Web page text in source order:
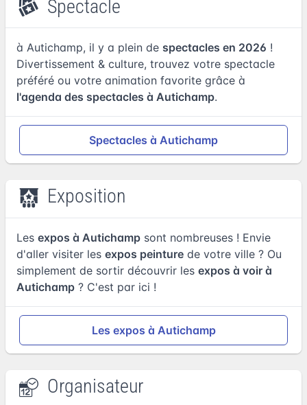
Spectacle
à Autichamp, il y a plein de spectacles en 2026 !
Divertissement & culture, trouvez votre spectacle
préféré ou votre animation favorite grâce à
l'agenda des spectacles à Autichamp.
Spectacles à Autichamp
Exposition
Les expos à Autichamp sont nombreuses ! Envie
d'aller visiter les expos peinture de votre ville ? Ou
simplement de sortir découvrir les expos à voir à
Autichamp ? C'est par ici !
Les expos à Autichamp
Organisateur